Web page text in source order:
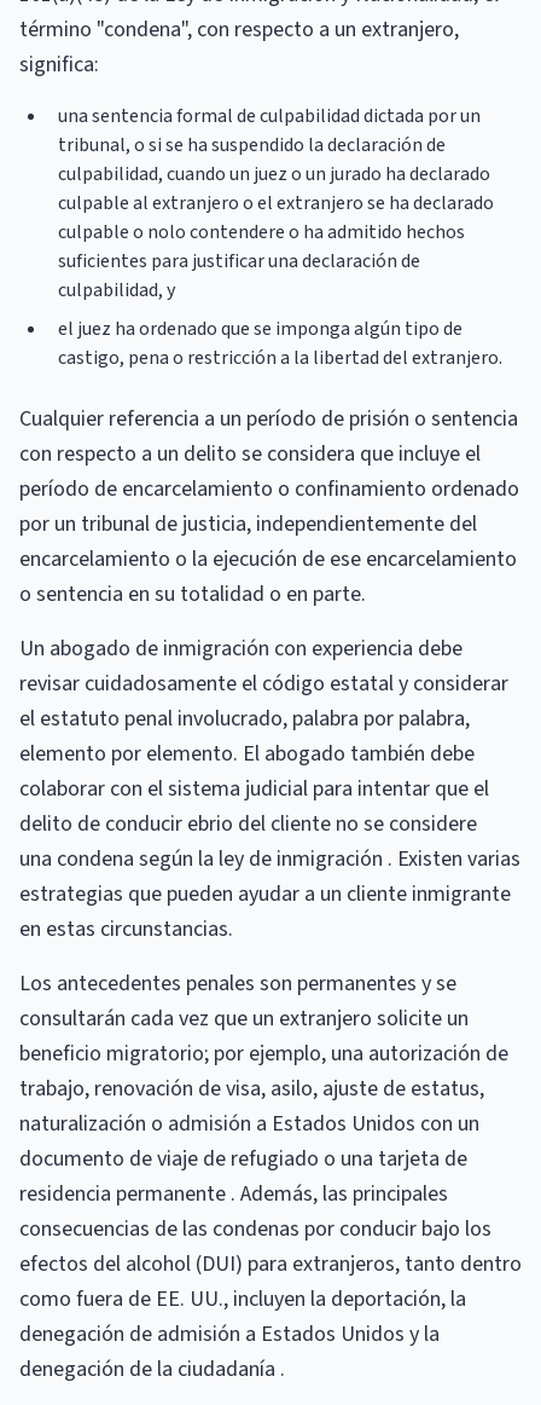
término "condena", con respecto a un extranjero,
significa:
una sentencia formal de culpabilidad dictada por un
tribunal, o si se ha suspendido la declaración de
culpabilidad, cuando un juez o un jurado ha declarado
culpable al extranjero o el extranjero se ha declarado
culpable o nolo contendere o ha admitido hechos
suficientes para justificar una declaración de
culpabilidad, y
el juez ha ordenado que se imponga algún tipo de
castigo, pena o restricción a la libertad del extranjero.
Cualquier referencia a un período de prisión o sentencia
con respecto a un delito se considera que incluye el
período de encarcelamiento o confinamiento ordenado
por un tribunal de justicia, independientemente del
encarcelamiento o la ejecución de ese encarcelamiento
o sentencia en su totalidad o en parte.
Un abogado de inmigración con experiencia debe
revisar cuidadosamente el código estatal y considerar
el estatuto penal involucrado, palabra por palabra,
elemento por elemento. El abogado también debe
colaborar con el sistema judicial para intentar que el
delito de conducir ebrio del cliente no se considere
una condena según la ley de inmigración . Existen varias
estrategias que pueden ayudar a un cliente inmigrante
en estas circunstancias.
Los antecedentes penales son permanentes y se
consultarán cada vez que un extranjero solicite un
beneficio migratorio; por ejemplo, una autorización de
trabajo, renovación de visa, asilo, ajuste de estatus,
naturalización o admisión a Estados Unidos con un
documento de viaje de refugiado o una tarjeta de
residencia permanente . Además, las principales
consecuencias de las condenas por conducir bajo los
efectos del alcohol (DUI) para extranjeros, tanto dentro
como fuera de EE. UU., incluyen la deportación, la
denegación de admisión a Estados Unidos y la
denegación de la ciudadanía .